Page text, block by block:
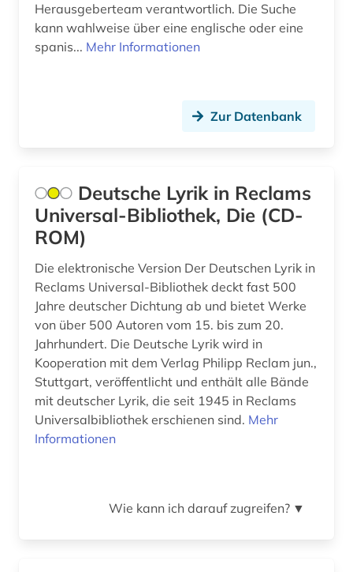
kanon (1)
kunstgeschichte (2)
kurzgeschichte (1)
latein (3)
legende (1)
lexikon (1)
libretto (1)
liebe <motiv> (1)
literatur (33)
literaturgeschichte 1600-1900 (1)
literaturgeschichte 1714-1915 (1)
Herausgeberteam verantwortlich. Die Suche
kann wahlweise über eine englische oder eine
spanis... Mehr Informationen
Zur Datenbank
Deutsche Lyrik in Reclams
Universal-Bibliothek, Die (CD-
ROM)
Die elektronische Version Der Deutschen Lyrik in
Reclams Universal-Bibliothek deckt fast 500
Jahre deutscher Dichtung ab und bietet Werke
von über 500 Autoren vom 15. bis zum 20.
Jahrhundert. Die Deutsche Lyrik wird in
Kooperation mit dem Verlag Philipp Reclam jun.,
Stuttgart, veröffentlicht und enthält alle Bände
mit deutscher Lyrik, die seit 1945 in Reclams
Universalbibliothek erschienen sind. Mehr
Informationen
Wie kann ich darauf zugreifen? ▼